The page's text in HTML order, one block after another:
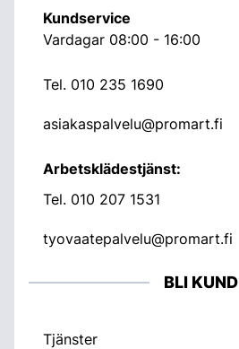
Kundservice
Vardagar 08:00 - 16:00
Tel. 010 235 1690
asiakaspalvelu@promart.fi
Arbetsklädestjänst:
Tel. 010 207 1531
tyovaatepalvelu@promart.fi
BLI KUND
Tjänster